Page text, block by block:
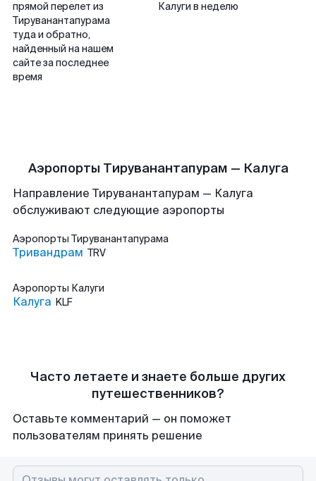
прямой перелет из
Тируванантапурама
туда и обратно,
найденный на нашем
сайте за последнее
время
Калуги в неделю
Аэропорты Тируванантапурам — Калуга
Направление Тируванантапурам — Калуга
обслуживают следующие аэропорты
Аэропорты Тируванантапурама
Тривандрам TRV
Аэропорты Калуги
Калуга KLF
Часто летаете и знаете больше других
путешественников?
Оставьте комментарий — он поможет
пользователям принять решение